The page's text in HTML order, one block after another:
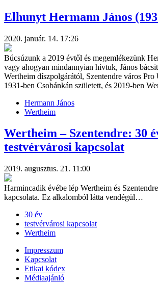
Elhunyt Hermann János
2020. január. 14. 17:26
Búcsúzunk a 2019 évtől és megemlékezünk
vagy ahogyan mindannyian hívtuk, János
Wertheim díszpolgárától, Szentendre város
1931-ben Csobánkán született, és 2019-ben
Hermann János
Wertheim
Wertheim – Szentendre: 30
testvérvárosi kapcsolat
2019. augusztus. 21. 11:00
Harmincadik évébe lép Wertheim és
kapcsolata. Ez alkalomból látta vendégül…
30 év
testvérvárosi kapcsolat
Wertheim
Impresszum
Kapcsolat
Etikai kódex
Médiaajánló